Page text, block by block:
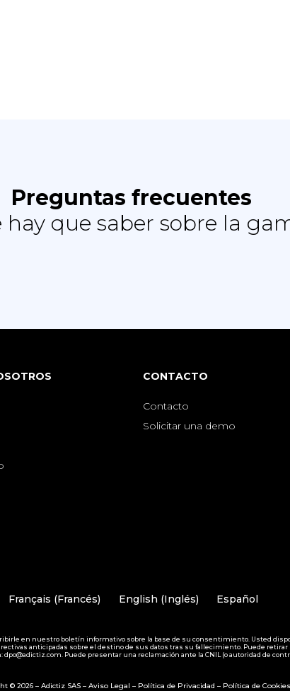
Preguntas frecuentes
hay que saber sobre la
CONTACTO
Contacto
Solicitar una demo
Français (Francés) English (Inglés) Español
en nuestro boletín informativo sobre la base de su consentimiento. Usted
anticipadas sobre el destino de sus datos tras su fallecimiento. Puede
Puede presentar una reclamación ante la CNIL (o autoridad de
© 2026 – Adictiz SAS –Aviso Legal – Política de Privacidad – Política de Cookies